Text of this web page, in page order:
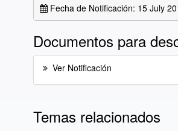
Fecha de Notificación: 15 July
Documentos para
Ver Notificación
Temas relacionados